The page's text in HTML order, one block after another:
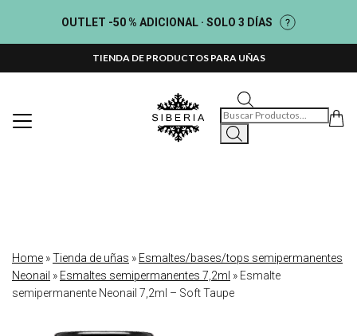
OUTLET -50 % ADICIONAL · SOLO 3 DÍAS
TIENDA DE PRODUCTOS PARA UÑAS
Búsqueda de productos
Home »Tienda de uñas » Esmaltes/bases/tops semipermanentes
Neonail » Esmaltes semipermanentes 7,2ml » Esmalte
semipermanente Neonail 7,2ml – Soft Taupe